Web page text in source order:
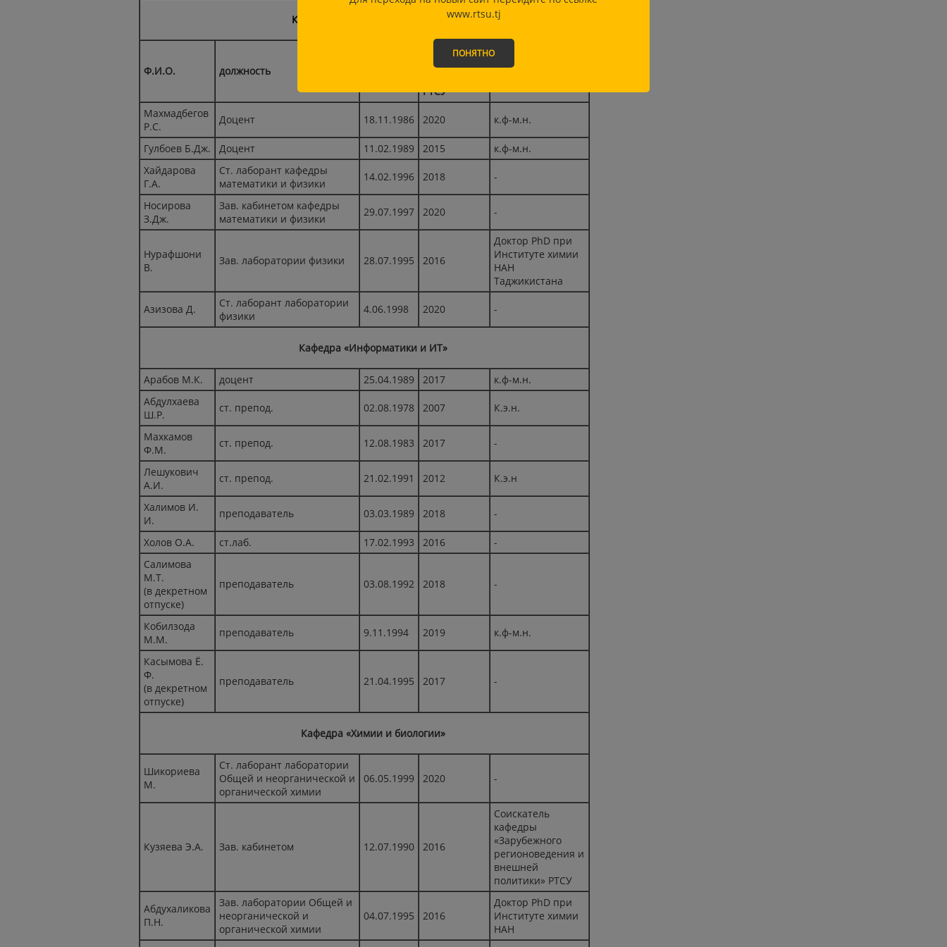
Кафедра «Математики и физики»
Ф.И.О. должность
поступления
РТСУ
Ученая степень
Махмадбегов
Р.С.
Доцент 18.11.1986 2020 к.ф-м.н.
Гулбоев Б.Дж. Доцент 11.02.1989 2015
к.ф-м.н.
Хайдарова
Г.А.
Ст. лаборант кафедры
математики и физики
14.02.1996 2018 -
Носирова
З.Дж.
Зав. кабинетом кафедры
математики и физики
29.07.1997 2020 -
Нурафшони
В.
Зав. лаборатории физики 28.07.1995 2016
Доктор PhD при
Институте химии
НАН
Таджикистана
Азизова Д.
Ст. лаборант лаборатории
физики
4.06.1998 2020 -
Кафедра «Информатики и ИТ»
Арабов М.К. доцент 25.04.1989 2017
к.ф-м.н.
Абдулхаева
Ш.Р.
ст. препод. 02.08.1978 2007 К.э.н.
Махкамов
Ф.М.
ст. препод. 12.08.1983 2017 -
Лешукович
А.И.
ст. препод. 21.02.1991 2012 К.э.н
Халимов И.
И.
преподаватель 03.03.1989 2018 -
Холов О.А. ст.лаб. 17.02.1993 2016
-
Салимова
М.Т.
(в декретном
отпуске)
преподаватель 03.08.1992 2018 -
Кобилзода
М.М.
преподаватель 9.11.1994 2019 к.ф-м.н.
Касымова Ё.
Ф.
(в декретном
отпуске)
преподаватель 21.04.1995 2017 -
Кафедра «Химии и биологии»
Шикориева
М.
Ст. лаборант лаборатории
Общей и неорганической и
органической химии
06.05.1999 2020 -
Кузяева Э.А. Зав. кабинетом 12.07.1990 2016
Соискатель
кафедры
«Зарубежного
регионоведения и
внешней
политики» РТСУ
Абдухаликова
П.Н.
Зав. лаборатории Общей и
неорганической и
органической химии
04.07.1995 2016
Доктор PhD при
Институте химии
НАН
www.rtsu.tj
ПОНЯТНО